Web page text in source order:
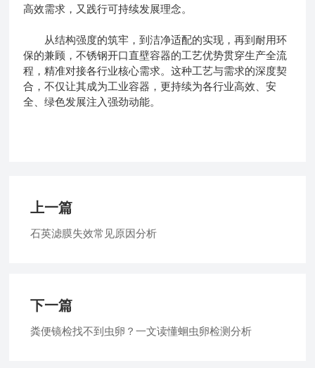
高效需求，又践行可持续发展理念。
从结构强度的筑牢，到洁净适配的实现，再到耐用环
保的兼顾，不锈钢开口直壁容器的工艺优势贯穿生产全流
程，精准对接各行业核心需求。这种工艺与需求的深度契
合，不仅让其成为工业容器，更持续为各行业高效、安
全、绿色发展注入强劲动能。
上一篇
石英滤膜失效常见原因分析
下一篇
粪便镜检找不到虫卵？一文读懂蛔虫卵检测分析